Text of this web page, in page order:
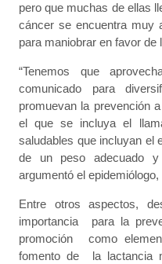
pero que muchas de ellas
cáncer se encuentra muy
para maniobrar en favor
“Tenemos que
comunicado para
promuevan la prevención
el que se incluya el
saludables que incluyan el
de un peso adecuado y
argumentó el
Entre otros aspectos,
importancia para la
promoción como
fomento de la lactancia